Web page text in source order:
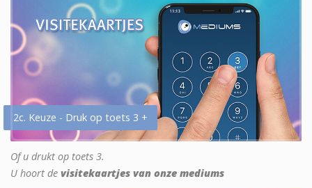
2c. Keuze - Druk op toets 3 +
Of u drukt op toets 3.
U hoort de visitekaartjes van onze mediums